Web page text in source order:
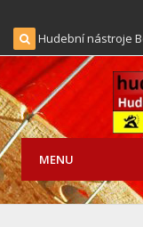
Hudební nástroje
MENU